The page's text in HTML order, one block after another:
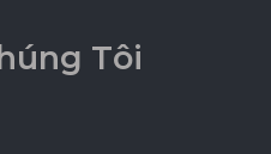
húng Tôi